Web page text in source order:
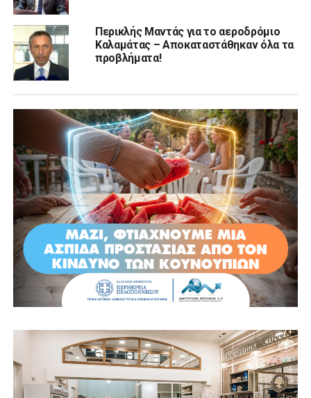
Περικλής Μαντάς για το αεροδρόμιο
Καλαμάτας – Αποκαταστάθηκαν όλα τα
προβλήματα!